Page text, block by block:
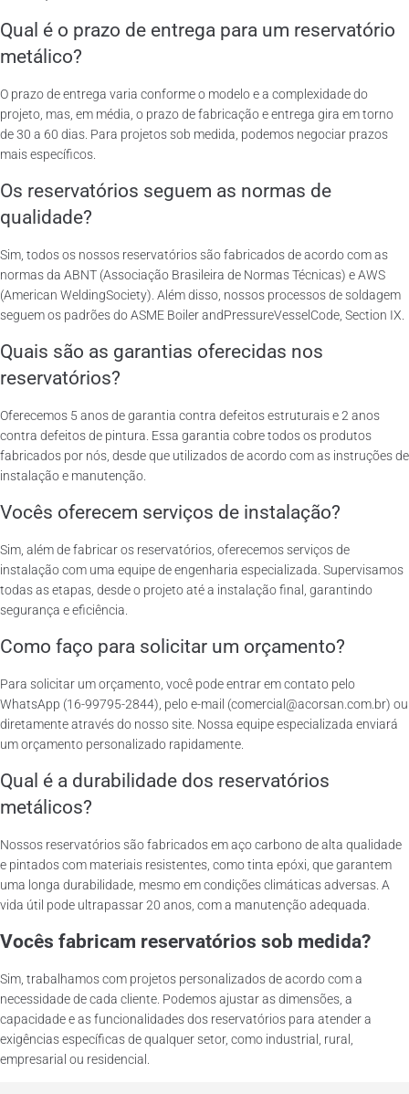
Qual é o prazo de entrega para um reservatório
metálico?
O prazo de entrega varia conforme o modelo e a complexidade do
projeto, mas, em média, o prazo de fabricação e entrega gira em torno
de 30 a 60 dias. Para projetos sob medida, podemos negociar prazos
mais específicos.
Os reservatórios seguem as normas de
qualidade?
Sim, todos os nossos reservatórios são fabricados de acordo com as
normas da ABNT (Associação Brasileira de Normas Técnicas) e AWS
(American WeldingSociety). Além disso, nossos processos de soldagem
seguem os padrões do ASME Boiler andPressureVesselCode, Section IX.
Quais são as garantias oferecidas nos
reservatórios?
Oferecemos 5 anos de garantia contra defeitos estruturais e 2 anos
contra defeitos de pintura. Essa garantia cobre todos os produtos
fabricados por nós, desde que utilizados de acordo com as instruções de
instalação e manutenção.
Vocês oferecem serviços de instalação?
Sim, além de fabricar os reservatórios, oferecemos serviços de
instalação com uma equipe de engenharia especializada. Supervisamos
todas as etapas, desde o projeto até a instalação final, garantindo
segurança e eficiência.
Como faço para solicitar um orçamento?
Para solicitar um orçamento, você pode entrar em contato pelo
WhatsApp (16-99795-2844), pelo e-mail (comercial@acorsan.com.br) ou
diretamente através do nosso site. Nossa equipe especializada enviará
um orçamento personalizado rapidamente.
Qual é a durabilidade dos reservatórios
metálicos?
Nossos reservatórios são fabricados em aço carbono de alta qualidade
e pintados com materiais resistentes, como tinta epóxi, que garantem
uma longa durabilidade, mesmo em condições climáticas adversas. A
vida útil pode ultrapassar 20 anos, com a manutenção adequada.
Vocês fabricam reservatórios sob medida?
Sim, trabalhamos com projetos personalizados de acordo com a
necessidade de cada cliente. Podemos ajustar as dimensões, a
capacidade e as funcionalidades dos reservatórios para atender a
exigências específicas de qualquer setor, como industrial, rural,
empresarial ou residencial.